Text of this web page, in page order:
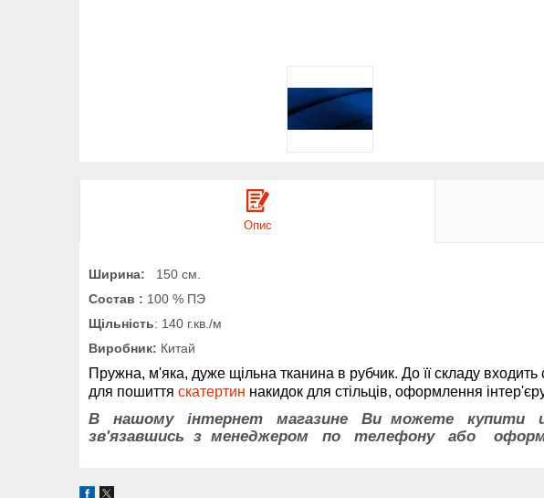
Опис
Ширина: 150 см.
Состав : 100 % ПЭ
Щільність: 140 г.кв./м
Виробник: Китай
Пружна, м'яка, дуже щільна тканина в рубчик. До її складу
для пошиття скатертин накидок для стільців, оформлення
В нашому інтернет магазине Ви можете купити
зв'язавшись з менеджером по телефону або